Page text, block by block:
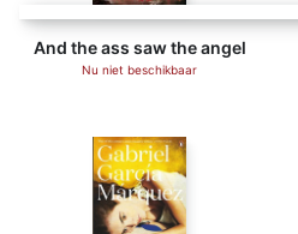
And the ass saw the angel
Nu niet beschikbaar